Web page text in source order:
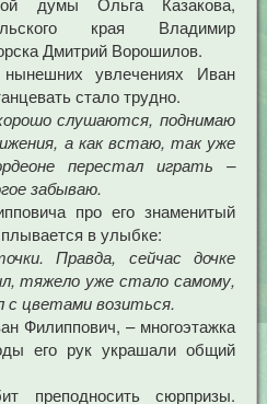
края Владимир
Дмитрий Ворошилов.
увлечениях Иван
стало трудно.
слушаются, поднимаю
а как встаю, так уже
перестал играть –
забываю.
про его знаменитый
в улыбке:
Правда, сейчас дочке
тяжело уже стало самому,
с цветами возиться.
Филиппович, – многоэтажка
его рук украшали общий
преподносить сюрпризы.